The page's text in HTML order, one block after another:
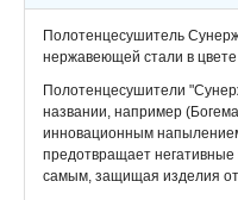
Полотенцесушитель
нержавеющей стали в
Полотенцесушители
названии, например
инновационным
предотвращает
самым, защищая изделия от